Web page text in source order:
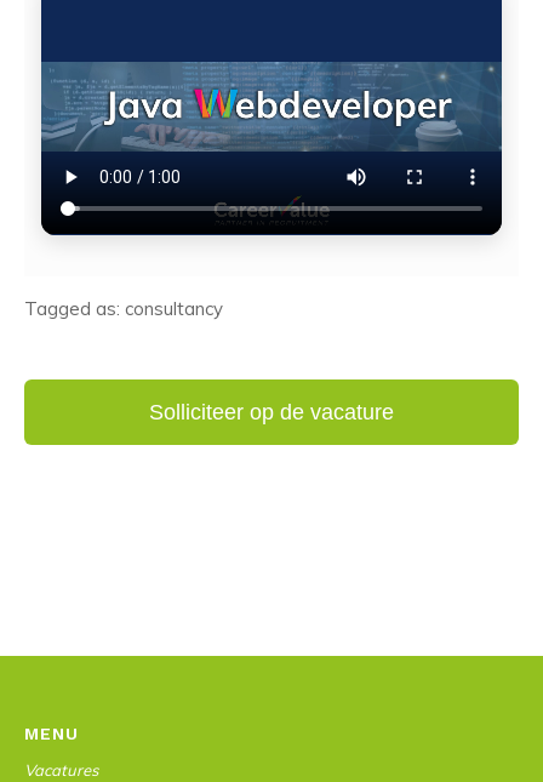
Tagged as: consultancy
MENU
Vacatures